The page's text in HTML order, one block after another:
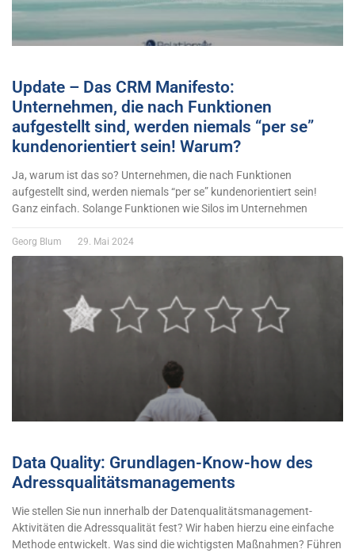
Update – Das CRM Manifesto:
Unternehmen, die nach Funktionen
aufgestellt sind, werden niemals “per se”
kundenorientiert sein! Warum?
Ja, warum ist das so? Unternehmen, die nach Funktionen
aufgestellt sind, werden niemals “per se” kundenorientiert sein!
Ganz einfach. Solange Funktionen wie Silos im Unternehmen
Georg Blum 29. Mai 2024
Data Quality: Grundlagen-Know-how des
Adressqualitätsmanagements
Wie stellen Sie nun innerhalb der Datenqualitätsmanagement-
Aktivitäten die Adressqualität fest? Wir haben hierzu eine einfache
Methode entwickelt. Was sind die wichtigsten Maßnahmen? Führen